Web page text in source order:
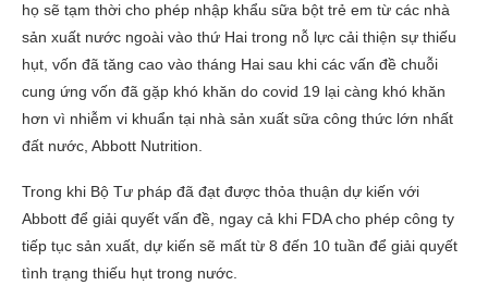
họ sẽ tạm thời cho phép nhập khẩu sữa bột trẻ em từ các nhà
sản xuất nước ngoài vào thứ Hai trong nỗ lực cải thiện sự thiếu
hụt, vốn đã tăng cao vào tháng Hai sau khi các vấn đề chuỗi
cung ứng vốn đã gặp khó khăn do covid 19 lại càng khó khăn
hơn vì nhiễm vi khuẩn tại nhà sản xuất sữa công thức lớn nhất
đất nước, Abbott Nutrition.
Trong khi Bộ Tư pháp đã đạt được thỏa thuận dự kiến ​​với
Abbott để giải quyết vấn đề, ngay cả khi FDA cho phép công ty
tiếp tục sản xuất, dự kiến ​​sẽ mất từ ​​8 đến 10 tuần để giải quyết
tình trạng thiếu hụt trong nước.